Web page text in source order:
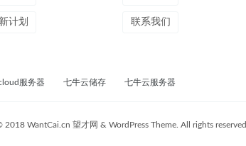
计划 联系我们
服务器 七牛云储存 七牛云服务器
2018 WantCai.cn 望才网 & WordPress Theme. All rights reserved